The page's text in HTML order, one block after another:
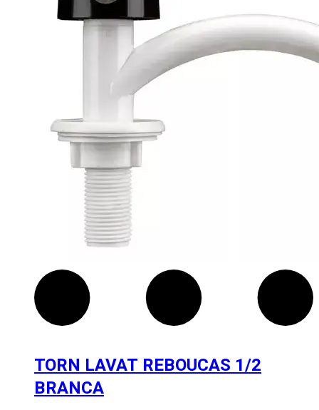
TORN LAVAT REBOUCAS 1/2
BRANCA